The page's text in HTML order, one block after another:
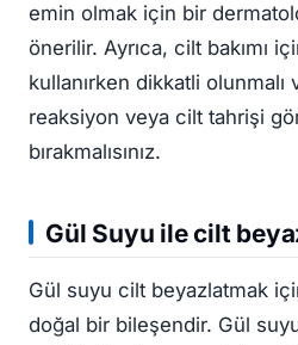
emin olmak için bir
önerilir. Ayrıca, cilt bakımı
kullanırken dikkatli
reaksiyon veya cilt tahrişi
bırakmalısınız.
Gül Suyu ile cilt
Gül suyu cilt beyazlatmak
doğal bir bileşendir. Gül